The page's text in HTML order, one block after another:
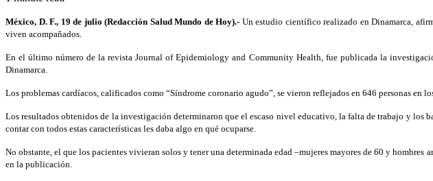
México, D. F., 19 de julio (Redacción Salud Mundo de Hoy).- Un estudio científico realizado en Dinamarca,
viven acompañados.
En el último número de la revista Journal of Epidemiology and Community Health, fue publicada la
Dinamarca.
Los problemas cardíacos, calificados como “Síndrome coronario agudo”, se vieron reflejados en 646 personas en
Los resultados obtenidos de la investigación determinaron que el escaso nivel educativo, la falta de trabajo y los
contar con todos estas características les daba algo en qué ocuparse.
No obstante, el que los pacientes vivieran solos y tener una determinada edad –mujeres mayores de 60 y
en la publicación.